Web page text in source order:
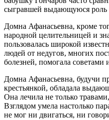
сыгравшей выдающуюся
Домна Афанасьевна, кроме
народной целительницей и
пользовалась широкой
людей от недугов, многих
болезней, помогала советами
Домна Афанасьевна, будучи
крестьянкой, обладала
Она лечила не только
Взглядом умела настолько
не мог ни двигаться, ни